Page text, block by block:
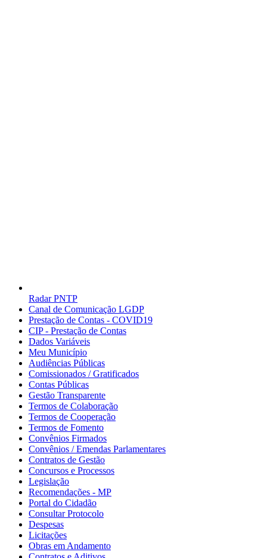
Radar PNTP
Canal de Comunicação LGDP
Prestação de Contas - COVID19
CIP - Prestação de Contas
Dados Variáveis
Meu Município
Audiências Públicas
Comissionados / Gratificados
Contas Públicas
Gestão Transparente
Termos de Colaboração
Termos de Cooperação
Termos de Fomento
Convênios Firmados
Convênios / Emendas Parlamentares
Contratos de Gestão
Concursos e Processos
Legislação
Recomendações - MP
Portal do Cidadão
Consultar Protocolo
Despesas
Licitações
Obras em Andamento